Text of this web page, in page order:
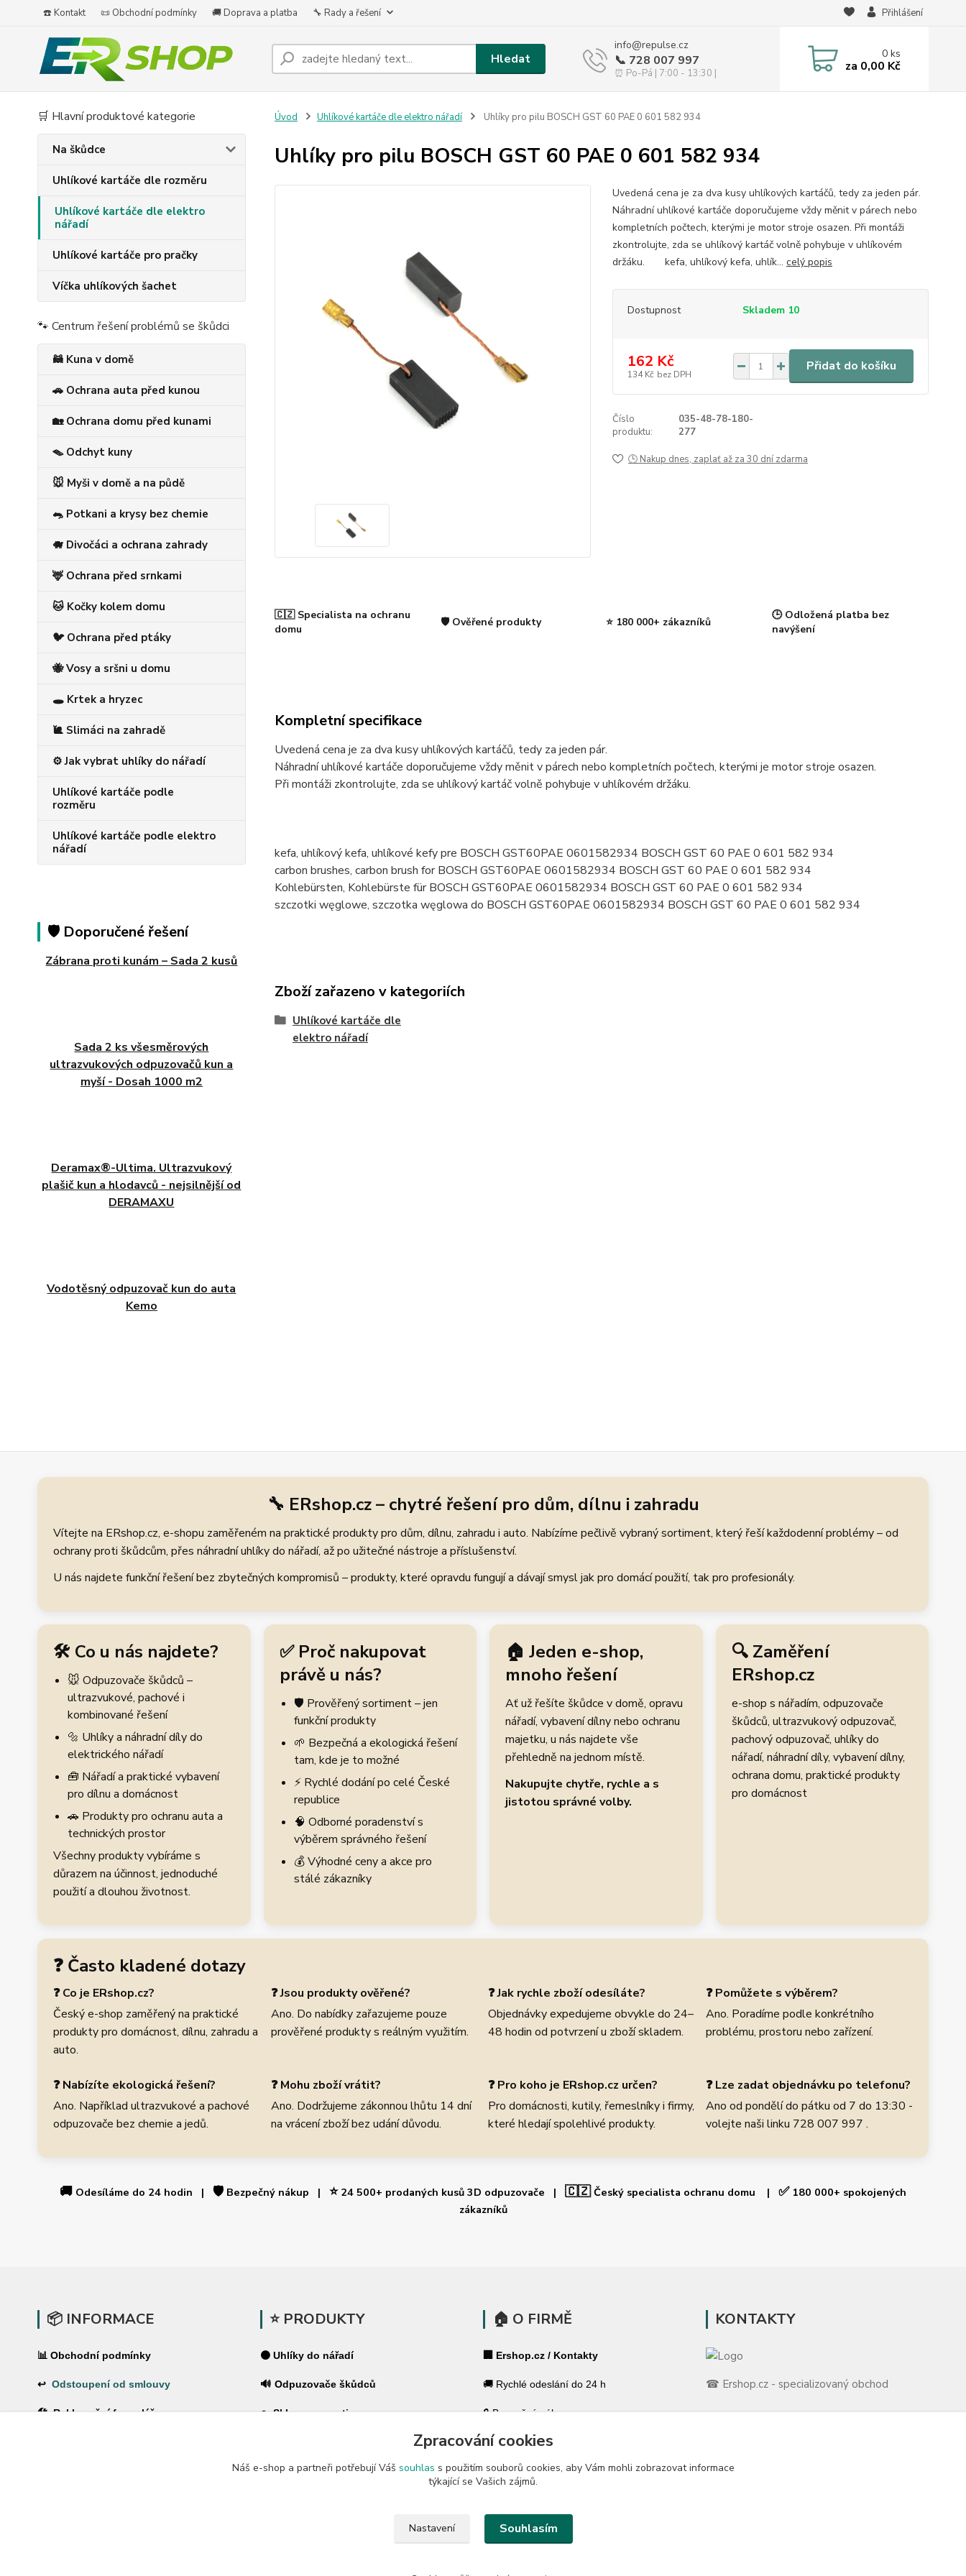
☎️ Kontakt 📜 Obchodní podmínky 🚚 Doprava a platba 🔧 Rady a řešení Přihlášení
Hledat
info@repulse.cz
📞 728 007 997
⏰ Po-Pá | 7:00 - 13:30 |
0ks
za 0,00 Kč
🛒 Hlavní produktové kategorie
Na škůdce
Uhlíkové kartáče dle rozměru
Uhlíkové kartáče dle elektro
nářadí
Uhlíkové kartáče pro pračky
Víčka uhlíkových šachet
🐾 Centrum řešení problémů se škůdci
🦝 Kuna v domě
🚗 Ochrana auta před kunou
🏡 Ochrana domu před kunami
🪤 Odchyt kuny
🐭 Myši v domě a na půdě
🐀 Potkani a krysy bez chemie
🐗 Divočáci a ochrana zahrady
🦌 Ochrana před srnkami
🐱 Kočky kolem domu
🐦 Ochrana před ptáky
🐝 Vosy a sršni u domu
🕳️ Krtek a hryzec
🐌 Slimáci na zahradě
⚙️ Jak vybrat uhlíky do nářadí
Uhlíkové kartáče podle
rozměru
Uhlíkové kartáče podle elektro
nářadí
🛡️ Doporučené řešení
Zábrana proti kunám – Sada 2 kusů
Sada 2 ks všesměrových
ultrazvukových odpuzovačů kun a
myší - Dosah 1000 m2
Deramax®-Ultima. Ultrazvukový
plašič kun a hlodavců - nejsilnější od
DERAMAXU
Vodotěsný odpuzovač kun do auta
Kemo
Úvod Uhlíkové kartáče dle elektro nářadí Uhlíky pro pilu BOSCH GST 60 PAE 0 601 582 934
Uhlíky pro pilu BOSCH GST 60 PAE 0 601 582 934
Uvedená cena je za dva kusy uhlíkových kartáčů, tedy za jeden pár.
Náhradní uhlíkové kartáče doporučujeme vždy měnit v párech nebo
kompletních počtech, kterými je motor stroje osazen. Při montáži
zkontrolujte, zda se uhlíkový kartáč volně pohybuje v uhlíkovém
držáku. kefa, uhlíkový kefa, uhlík... celý popis
Dostupnost Skladem 10
162 Kč
134 Kč bez DPH
Přidat do košíku
Číslo
produktu:
035-48-78-180-
277
🕒 Nakup dnes, zaplať až za 30 dní zdarma
🇨🇿 Specialista na ochranu
domu
🛡️ Ověřené produkty ⭐ 180 000+ zákazníků
🕒 Odložená platba bez
navýšení
Kompletní specifikace
Uvedená cena je za dva kusy uhlíkových kartáčů, tedy za jeden pár.
Náhradní uhlíkové kartáče doporučujeme vždy měnit v párech nebo kompletních počtech, kterými je motor stroje osazen.
Při montáži zkontrolujte, zda se uhlíkový kartáč volně pohybuje v uhlíkovém držáku.
kefa, uhlíkový kefa, uhlíkové kefy pre BOSCH GST60PAE 0601582934 BOSCH GST 60 PAE 0 601 582 934
carbon brushes, carbon brush for BOSCH GST60PAE 0601582934 BOSCH GST 60 PAE 0 601 582 934
Kohlebürsten, Kohlebürste für BOSCH GST60PAE 0601582934 BOSCH GST 60 PAE 0 601 582 934
szczotki węglowe, szczotka węglowa do BOSCH GST60PAE 0601582934 BOSCH GST 60 PAE 0 601 582 934
Zboží zařazeno v kategoriích
Uhlíkové kartáče dle
elektro nářadí
🔧 ERshop.cz – chytré řešení pro dům, dílnu i zahradu
Vítejte na ERshop.cz, e-shopu zaměřeném na praktické produkty pro dům, dílnu, zahradu i auto. Nabízíme pečlivě vybraný sortiment, který řeší každodenní problémy – od
ochrany proti škůdcům, přes náhradní uhlíky do nářadí, až po užitečné nástroje a příslušenství.
U nás najdete funkční řešení bez zbytečných kompromisů – produkty, které opravdu fungují a dávají smysl jak pro domácí použití, tak pro profesionály.
🛠️ Co u nás najdete?
🐭 Odpuzovače škůdců –
ultrazvukové, pachové i
kombinované řešení
🔩 Uhlíky a náhradní díly do
elektrického nářadí
🧰 Nářadí a praktické vybavení
pro dílnu a domácnost
🚗 Produkty pro ochranu auta a
technických prostor
Všechny produkty vybíráme s
důrazem na účinnost, jednoduché
použití a dlouhou životnost.
✅ Proč nakupovat
právě u nás?
🛡️ Prověřený sortiment – jen
funkční produkty
🌱 Bezpečná a ekologická řešení
tam, kde je to možné
⚡ Rychlé dodání po celé České
republice
🧠 Odborné poradenství s
výběrem správného řešení
💰 Výhodné ceny a akce pro
stálé zákazníky
🏠 Jeden e-shop,
mnoho řešení
Ať už řešíte škůdce v domě, opravu
nářadí, vybavení dílny nebo ochranu
majetku, u nás najdete vše
přehledně na jednom místě.
Nakupujte chytře, rychle a s
jistotou správné volby.
🔍 Zaměření
ERshop.cz
e-shop s nářadím, odpuzovače
škůdců, ultrazvukový odpuzovač,
pachový odpuzovač, uhlíky do
nářadí, náhradní díly, vybavení dílny,
ochrana domu, praktické produkty
pro domácnost
❓ Často kladené dotazy
❓ Co je ERshop.cz?
Český e-shop zaměřený na praktické
produkty pro domácnost, dílnu, zahradu a
auto.
❓ Jsou produkty ověřené?
Ano. Do nabídky zařazujeme pouze
prověřené produkty s reálným využitím.
❓ Jak rychle zboží odesíláte?
Objednávky expedujeme obvykle do 24–
48 hodin od potvrzení u zboží skladem.
❓ Pomůžete s výběrem?
Ano. Poradíme podle konkrétního
problému, prostoru nebo zařízení.
❓ Nabízíte ekologická řešení?
Ano. Například ultrazvukové a pachové
odpuzovače bez chemie a jedů.
❓ Mohu zboží vrátit?
Ano. Dodržujeme zákonnou lhůtu 14 dní
na vrácení zboží bez udání důvodu.
❓ Pro koho je ERshop.cz určen?
Pro domácnosti, kutily, řemeslníky i firmy,
které hledají spolehlivé produkty.
❓ Lze zadat objednávku po telefonu?
Ano od pondělí do pátku od 7 do 13:30 -
volejte naši linku 728 007 997 .
🚚 Odesíláme do 24 hodin | 🛡️ Bezpečný nákup | ⭐24 500+ prodaných kusů 3D odpuzovače | 🇨🇿Český specialista ochranu domu | ✅180 000+ spokojených
zákazníků
📦 INFORMACE
📊 Obchodní podmínky
↩ Odstoupení od smlouvy
🛠 Reklamační formulář
⭐ PRODUKTY
⚫ Uhlíky do nářadí
🔊 Odpuzovače škůdců
🪤 Sklopce a pasti
⚡ Elektrické ohradníky
🏠 O FIRMĚ
🏢 Ershop.cz / Kontakty
🚚 Rychlé odeslání do 24 h
🔒 Bezpečný nákup
⭐ 180 000+ spokojených zákazníků
🇨🇿 Český specialista pro váš dům
KONTAKTY
☎ Ershop.cz - specializovaný obchod
Zpracování cookies
Náš e-shop a partneři potřebují Váš souhlas s použitím souborů cookies, aby Vám mohli zobrazovat informace
týkající se Vašich zájmů.
Nastavení Souhlasím